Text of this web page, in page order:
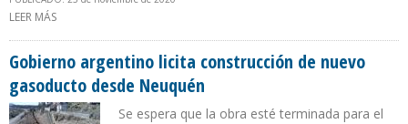
LEER MÁS
Gobierno argentino licita construcción de nuevo
gasoducto desde Neuquén
Se espera que la obra esté terminada para el